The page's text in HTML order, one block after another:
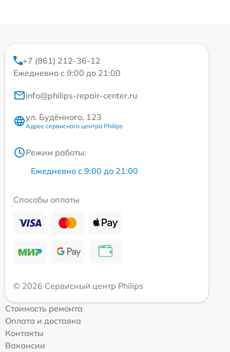
+7 (861) 212-36-12
Ежедневно с 9:00 до 21:00
info@philips-repair-center.ru
ул. Будённого, 123
Адрес сервисного центра Philips
Режим работы:
Ежедневно с 9:00 до 21:00
Способы оплаты
© 2026 Сервисный центр Philips
Стоимость ремонта
Оплата и доставка
Контакты
Вакансии